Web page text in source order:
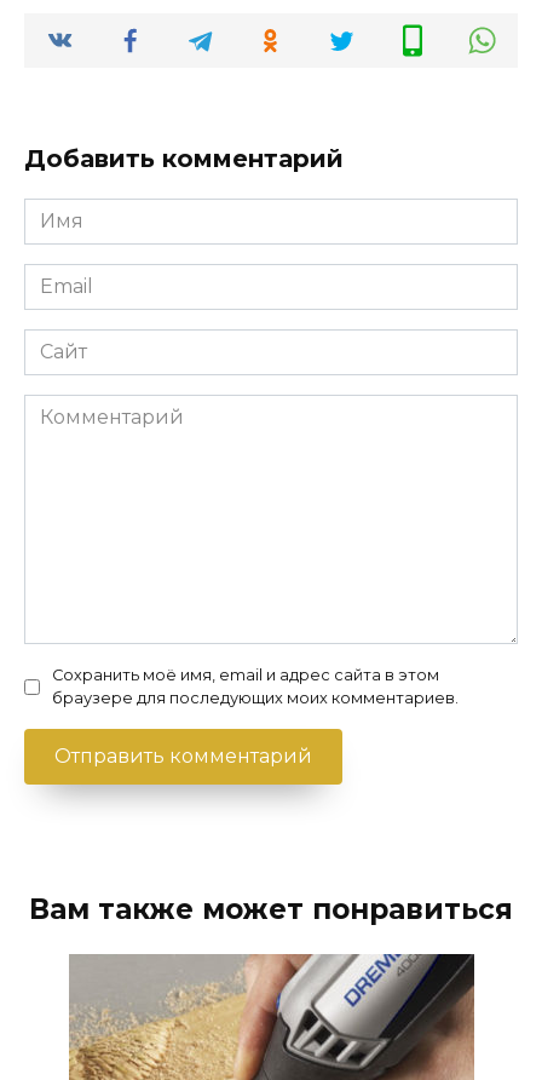
Добавить комментарий
Имя
*
Email
*
Сайт
Комментарий
Сохранить моё имя, email и адрес сайта в этом
браузере для последующих моих комментариев.
Вам также может понравиться